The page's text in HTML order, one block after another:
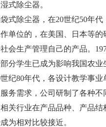
式除尘器。
除尘器，在20世纪50年代
单位的，在美国、日本等
会生产管理自己的产品。
分学生已成为影响我国农
纪80年代，各设计教学事
务需求，公司研制了各种
关行业在产品品种、产品
为相对比较接近。